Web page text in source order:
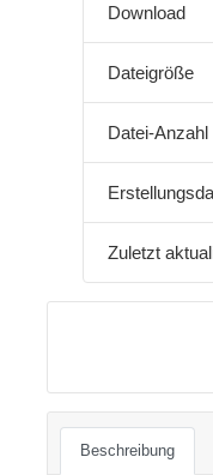
Download
Dateigröße
Datei-Anzahl
Zuletzt
Beschreibung